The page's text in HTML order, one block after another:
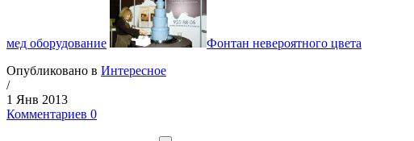
мед оборудование
Фонтан невероятного цвета
Опубликовано в Интересное
/
1 Янв 2013
Комментариев 0